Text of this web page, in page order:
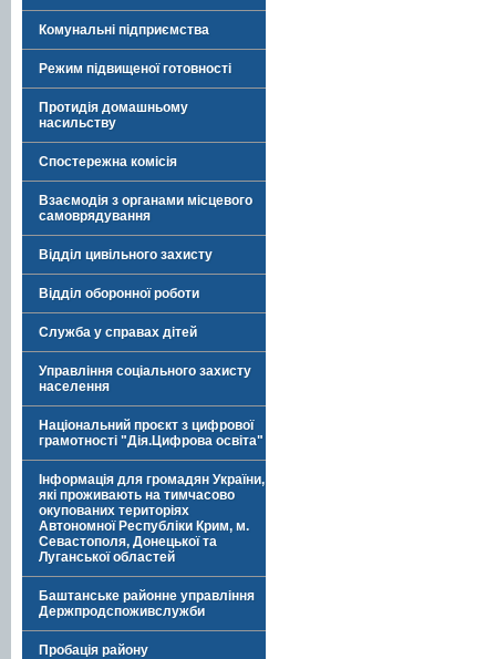
Комунальні підприємства
Режим підвищеної готовності
Протидія домашньому
насильству
Спостережна комісія
Взаємодія з органами місцевого
самоврядування
Відділ цивільного захисту
Відділ оборонної роботи
Служба у справах дітей
Управління соціального захисту
населення
Національний проєкт з цифрової
грамотності "Дія.Цифрова освіта"
Інформація для громадян України,
які проживають на тимчасово
окупованих територіях
Автономної Республіки Крим, м.
Севастополя, Донецької та
Луганської областей
Баштанське районне управління
Держпродспоживслужби
Пробація району